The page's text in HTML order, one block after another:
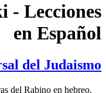
- Lecciones
en Español
del Judaismo
del Rabino en hebreo,